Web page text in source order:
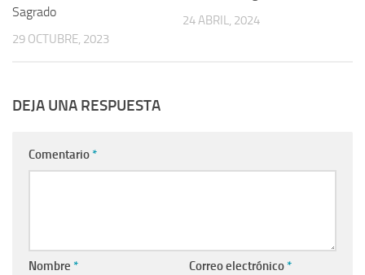
Sagrado
29 OCTUBRE, 2023
24 ABRIL, 2024
DEJA UNA RESPUESTA
Comentario *
Nombre * Correo electrónico *